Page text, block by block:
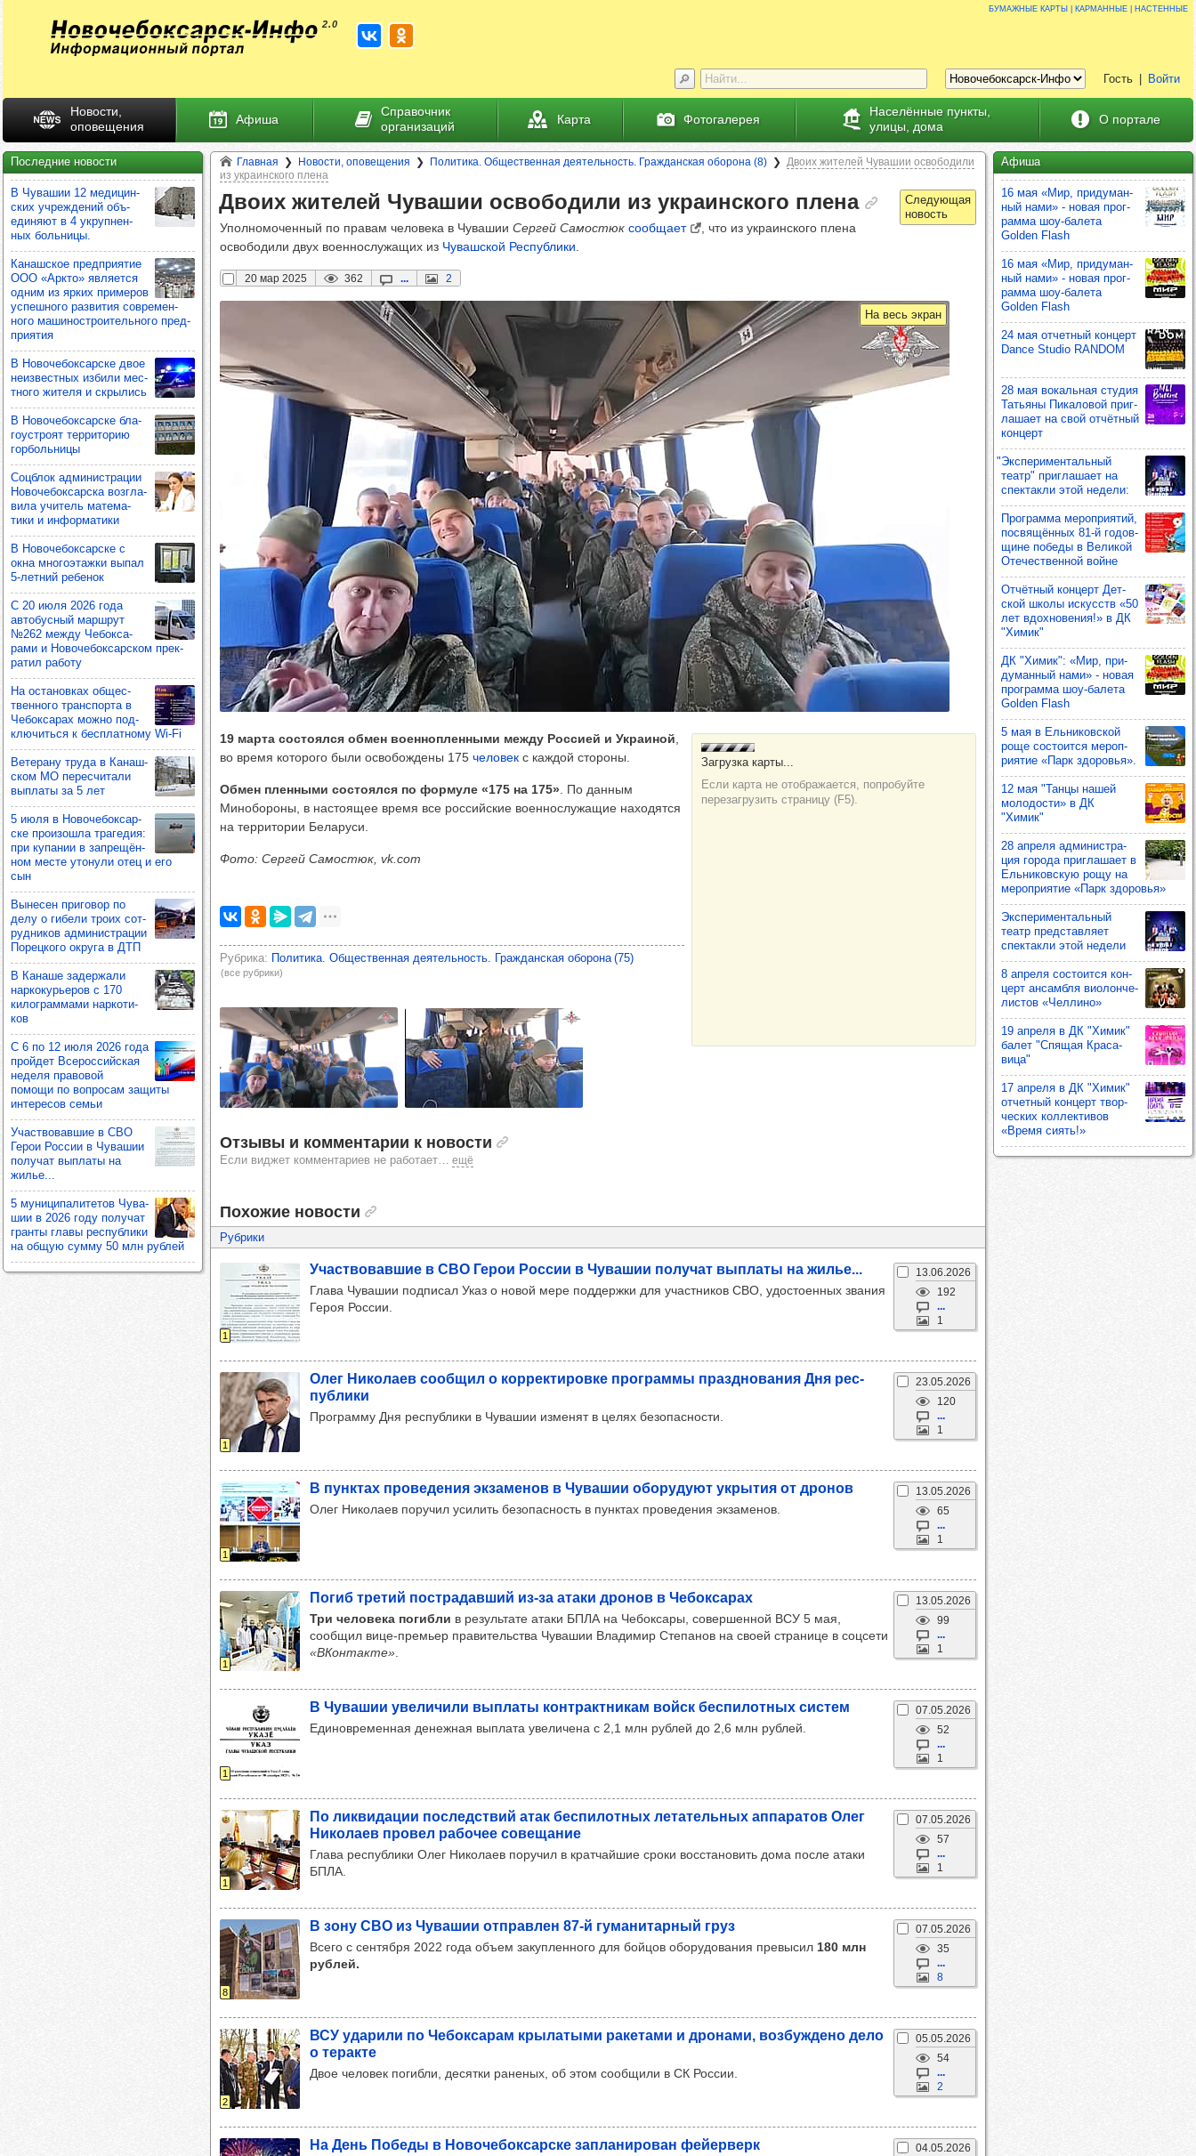
Афиша
16 мая «Мир, при­ду­ман­
ный нами» - новая прог­
рамма шоу‑балета
Golden Flash
16 мая «Мир, при­ду­ман­
ный нами» - новая прог­
рамма шоу‑балета
Golden Flash
24 мая отчет­ный кон­церт
Dance Studio RANDOM
28 мая вокаль­ная сту­дия
Тать­яны Пика­ло­вой приг­
ла­шает на свой отчёт­ный
кон­церт
"Экспе­ри­мен­таль­ный
театр" приг­ла­шает на
спек­такли этой недели:
Прог­рамма мероп­ри­ятий,
пос­вя­щён­ных 81-й годов­
щине победы в Вели­кой
Оте­чес­твен­ной войне
Отчёт­ный кон­церт Дет­
ской школы искусств «50
лет вдох­но­ве­ния!» в ДК
"Химик"
ДК "Химик": «Мир, при­
ду­ман­ный нами» - новая
прог­рамма шоу‑балета
Golden Flash
5 мая в Ель­ни­ков­ской
роще сос­то­ится мероп­
ри­ятие «Парк здо­ровья».
12 мая "Танцы нашей
моло­дости» в ДК
"Химик"
28 апреля адми­нис­тра­
ция города приг­ла­шает в
Ель­ни­ков­скую рощу на
мероп­ри­ятие «Парк здо­ровья»
Экспе­ри­мен­таль­ный
театр пред­став­ляет
спек­такли этой недели
8 апреля сос­то­ится кон­
церт ансам­бля виолон­че­
лис­тов «Чел­лино»
19 апреля в ДК "Химик"
балет "Спя­щая Кра­са­
вица"
17 апреля в ДК "Химик"
отчет­ный кон­церт твор­
чес­ких кол­лек­ти­вов
«Время сиять!»
Главная Новости, оповещения Политика. Общественная деятельность. Гражданская оборона (8)
Двоих жителей Чувашии освободили
из украинского плена
Двоих жите­лей Чува­шии осво­бо­дили из укра­ин­ского плена
Уполномоченный по правам человека в Чувашии Сергей Самостюк сообщает
, что из украинского плена
освободили двух военнослужащих из Чувашской Республики.
20 мар 2025 362 ... 2
На весь экран
19 марта состоялся обмен военнопленными между Россией и Украиной,
во время которого были освобождены 175 человек с каждой стороны.
Обмен пленными состоялся по формуле «175 на 175». По данным
Минобороны, в настоящее время все российские военнослужащие находятся
на территории Беларуси.
Фото: Сергей Cамостюк, vk.com
Рубрика Политика. Общественная деятельность. Гражданская оборона(75)
(все рубрики)
Отзывы и комментарии к новости
Если виджет комментариев не работает… ещё
Похожие новости
Рубрики
1
13.06.2026
192
...
1
Учас­тво­вав­шие в СВО Герои Рос­сии в Чува­шии полу­чат вып­латы на жилье...
Глава Чувашии подписал Указ о новой мере поддержки для участников СВО, удостоенных звания
Героя России.
1
23.05.2026
120
...
1
Олег Нико­лаев сооб­щил о кор­рек­ти­ровке прог­раммы праз­дно­ва­ния Дня рес­
пуб­лики
Программу Дня республики в Чувашии изменят в целях безопасности.
1
13.05.2026
65
...
1
В пун­ктах про­ве­де­ния экза­ме­нов в Чува­шии обо­ру­дуют укры­тия от дро­нов
Олег Николаев поручил усилить безопасность в пунктах проведения экзаменов.
1
13.05.2026
99
...
1
Погиб тре­тий пос­тра­дав­ший из-за атаки дро­нов в Чебок­са­рах
Три человека погибли в результате атаки БПЛА на Чебоксары, совершенной ВСУ 5 мая,
сообщил вице-премьер правительства Чувашии Владимир Степанов на своей странице в соцсети
«ВКонтакте»
1
07.05.2026
52
...
1
В Чува­шии уве­ли­чили вып­латы кон­трак­тни­кам войск бес­пи­лот­ных сис­тем
Единовременная денежная выплата увеличена с 2,1 млн рублей до 2,6 млн рублей.
1
07.05.2026
57
...
1
По лик­ви­да­ции пос­ледс­твий атак бес­пи­лот­ных лета­тель­ных аппа­ра­тов Олег
Нико­лаев про­вел рабо­чее сове­ща­ние
Глава республики Олег Николаев поручил в кратчайшие сроки восстановить дома после атаки
БПЛА.
8
07.05.2026
35
...
8
В зону СВО из Чува­шии отправ­лен 87-й гума­ни­тар­ный груз
Всего с сентября 2022 года объем закупленного для бойцов оборудования превысил 180 млн
рублей.
2
05.05.2026
54
...
2
ВСУ уда­рили по Чебок­са­рам кры­ла­тыми раке­тами и дро­нами, воз­буж­дено дело
о теракте
Двое человек погибли, десятки раненых, об этом сообщили в СК России.
04.05.2026
На День Победы в Ново­че­бок­сар­ске зап­ла­ни­ро­ван фей­ер­верк
Последние новости
В Чува­шии 12 меди­цин­
ских учреж­де­ний объ­
еди­няют в 4 укруп­нен­
ных боль­ницы.
Канаш­ское пред­при­ятие
ООО «Аркто» явля­ется
одним из ярких при­ме­ров
успеш­ного раз­ви­тия сов­ре­мен­
ного маши­нос­тро­итель­ного пред­
при­ятия
В Ново­че­бок­сар­ске двое
неиз­вес­тных избили мес­
тного жителя и скры­лись
В Ново­че­бок­сар­ске бла­
го­ус­троят тер­ри­то­рию
гор­боль­ницы
Соц­блок адми­нис­тра­ции
Ново­че­бок­сар­ска воз­гла­
вила учи­тель мате­ма­
тики и инфор­ма­тики
В Ново­че­бок­сар­ске с
окна мно­го­этажки выпал
5-лет­ний ребе­нок
С 20 июля 2026 года
авто­бус­ный мар­шрут
№262 между Чебок­са­
рами и Ново­че­бок­сар­ском прек­
ра­тил работу
На оста­нов­ках общес­
твен­ного тран­спорта в
Чебок­са­рах можно под­
клю­читься к бес­плат­ному Wi-Fi
Вете­рану труда в Канаш­
ском МО перес­чи­тали
вып­латы за 5 лет
5 июля в Ново­че­бок­сар­
ске про­изошла тра­ге­дия:
при купа­нии в зап­ре­щён­
ном месте уто­нули отец и его
сын
Выне­сен при­го­вор по
делу о гибели троих сот­
руд­ни­ков адми­нис­тра­ции
Порец­кого округа в ДТП
В Канаше задер­жали
нар­ко­курь­еров с 170
килог­рам­мами нар­ко­ти­
ков
С 6 по 12 июля 2026 года
прой­дет Все­рос­сий­ская
неделя пра­во­вой
помощи по воп­ро­сам защиты
инте­ре­сов семьи
Учас­тво­вав­шие в СВО
Герои Рос­сии в Чува­шии
полу­чат вып­латы на
жилье...
5 муни­ци­па­ли­те­тов Чува­
шии в 2026 году полу­чат
гранты главы рес­пуб­лики
на общую сумму 50 млн руб­лей
Бумажные карты | карманные | настенные
Гость Войти
Новости,
оповещения
Афиша
Справочник
организаций
Карта Фотогалерея
Населённые пункты,
улицы, дома
О портале